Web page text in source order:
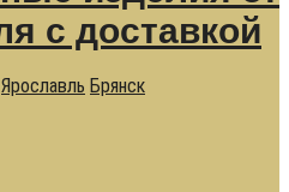
Ярославль Брянск